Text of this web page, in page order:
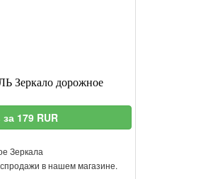
Зеркало дорожное
179 RUR
Зеркала
в нашем магазине.